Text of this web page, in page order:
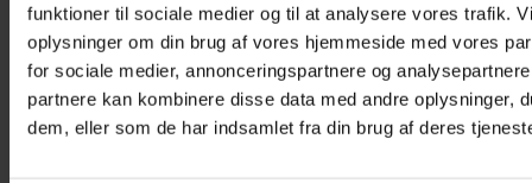
funktioner til sociale medier og til at analysere vores trafik.
oplysninger om din brug af vores hjemmeside med vores
for sociale medier, annonceringspartnere og
partnere kan kombinere disse data med andre oplysninger,
dem, eller som de har indsamlet fra din brug af deres